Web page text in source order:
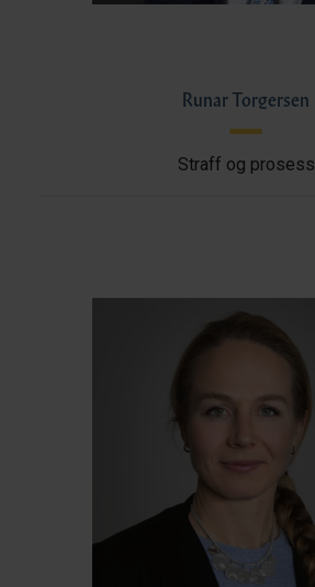
Runar Torgersen
Straff og prosess